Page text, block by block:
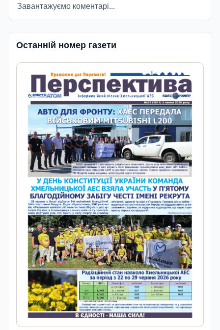
Завантажуємо коментарі...
Останній номер газети